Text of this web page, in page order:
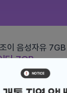
조이 음성자유 7GB
터7GB
문자 100건
원